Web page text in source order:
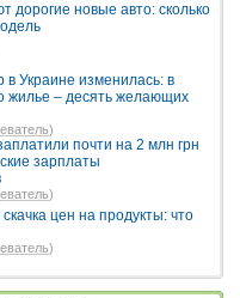
дорогие новые авто: сколько
Украине изменилась: в
жилье – десять желающих
)
почти на 2 млн грн
зарплаты
)
цен на продукты: что
)